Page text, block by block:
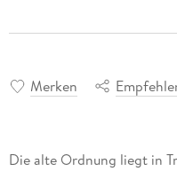
Merken